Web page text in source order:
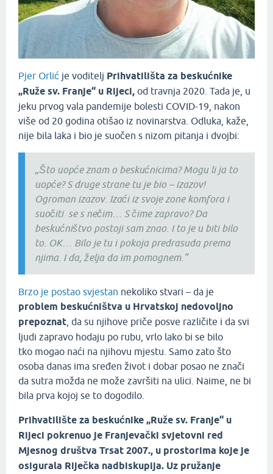
Pjer Orlić je voditelj Prihvatilišta za beskućnike
„Ruže sv. Franje“ u Rijeci, od travnja 2020. Tada je, u
jeku prvog vala pandemije bolesti COVID-19, nakon
više od 20 godina otišao iz novinarstva. Odluka, kaže,
nije bila laka i bio je suočen s nizom pitanja i dvojbi:
„Što uopće znam o beskućnicima? Mogu li ja to
uopće? S druge strane tu je bio – izazov!
Ogroman izazov. Izaći iz svoje zone komfora i
suočiti se s nečim… S čime zapravo? Da
beskućništvo postoji sam znao. I to je u biti bilo
to. OK… Bilo je tu i pokoja predrasuda prema
njima. I da, želja da im pomognem.“
Brzo je postao svjestan nekoliko stvari – da je
problem beskućništva u Hrvatskoj nedovoljno
prepoznat , da su njihove priče posve različite i da svi
ljudi zapravo hodaju po rubu, vrlo lako bi se bilo
tko mogao naći na njihovu mjestu. Samo zato što
osoba danas ima sređen život i dobar posao ne znači
da sutra možda ne može završiti na ulici. Naime, ne bi
bila prva kojoj se to dogodilo.
Prihvatilište za beskućnike „Ruže sv. Franje“ u
Rijeci pokrenuo je Franjevački svjetovni red
Mjesnog društva Trsat 2007., u prostorima koje je
osigurala Riječka nadbiskupija. Uz pružanje